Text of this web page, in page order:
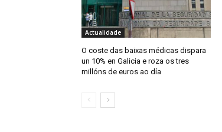
Actualidade
O coste das baixas médicas dispara
un 10% en Galicia e roza os tres
millóns de euros ao día